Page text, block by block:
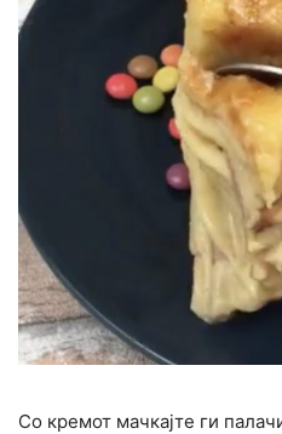
Со кремот мачкајте ги